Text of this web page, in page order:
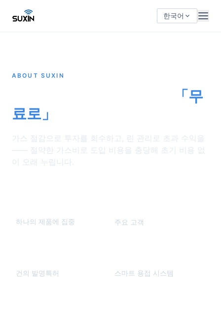
한국어
ABOUT SUXIN
「무
료로」
가스 절감으로 투자를 회수하고, 린 관리로 초과 수익을
—— 절약한 가스비로 도입 비용을 충당해 초기 비용 없
이 오래 누립니다.
하나의 제품에 집중 주요 고객
건의 발명특허 스마트 용접 시스템